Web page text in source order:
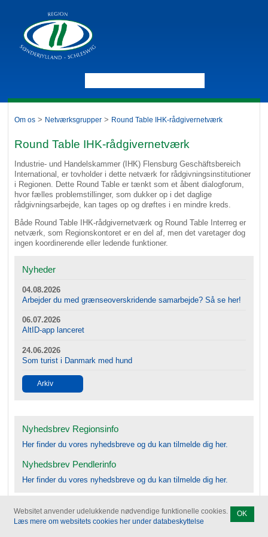
Om os > Netværksgrupper > Round Table IHK-rådgivernetværk
Round Table IHK-rådgivernetværk
Industrie- und Handelskammer (IHK) Flensburg Geschäftsbereich
International, er tovholder i dette netværk for rådgivningsinstitutioner
i Regionen. Dette Round Table er tænkt som et åbent dialogforum,
hvor fælles problemstillinger, som dukker op i det daglige
rådgivningsarbejde, kan tages op og drøftes i en mindre kreds.
Både Round Table IHK-rådgivernetværk og Round Table Interreg er
netværk, som Regionskontoret er en del af, men det varetager dog
ingen koordinerende eller ledende funktioner.
Nyheder
04.08.2026
Arbejder du med grænseoverskridende samarbejde? Så se her!
06.07.2026
AltID-app lanceret
24.06.2026
Som turist i Danmark med hund
Arkiv
Nyhedsbrev Regionsinfo
Her finder du vores nyhedsbreve og du kan tilmelde dig her.
Nyhedsbrev Pendlerinfo
Her finder du vores nyhedsbreve og du kan tilmelde dig her.
OK
Websitet anvender udelukkende nødvendige funktionelle cookies.
Læs mere om websitets cookies her under databeskyttelse